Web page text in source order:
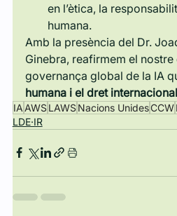
en l’ètica, la
humana.
Amb la presència del Dr.
Ginebra, reafirmem el
governança global de la IA
humana i el dret internacional
IA AWSLAWSNacions UnidesCCW
LDE·IR